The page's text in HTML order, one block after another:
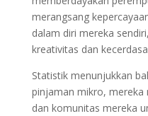
merangsang
dalam diri mereka
kreativitas dan
Statistik menunjukkan
pinjaman mikro, mereka
dan komunitas mereka